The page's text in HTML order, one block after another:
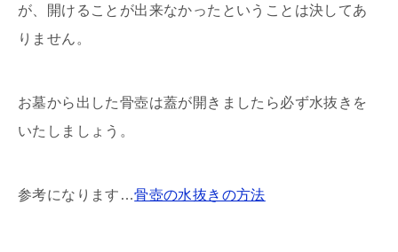
が、開けることが出来なかったということは決してあ
りません。
お墓から出した骨壺は蓋が開きましたら必ず水抜きを
いたしましょう。
参考になります…骨壺の水抜きの方法